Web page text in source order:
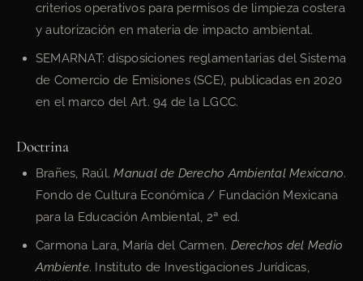
criterios operativos para permisos de limpieza costera
y autorización en materia de impacto ambiental.
SEMARNAT: disposiciones reglamentarias del Sistema
de Comercio de Emisiones (SCE), publicadas en 2020
en el marco del Art. 94 de la LGCC.
Doctrina
Brañes, Raúl.Manual de Derecho Ambiental Mexicano.
Fondo de Cultura Económica / Fundación Mexicana
para la Educación Ambiental, 2ª ed.
Carmona Lara, María del Carmen. Derechos del Medio
Ambiente. Instituto de Investigaciones Jurídicas,